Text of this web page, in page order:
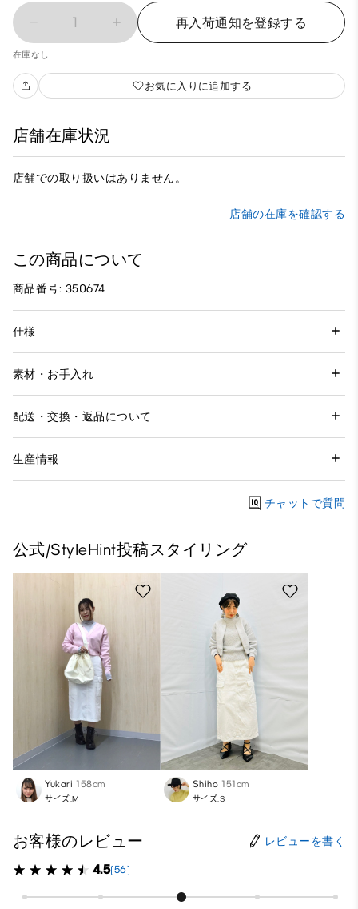
1 再入荷通知を登録する
在庫なし
お気に入りに追加する
店舗在庫状況
店舗での取り扱いはありません。
店舗の在庫を確認する
この商品について
商品番号: 350674
仕様
素材・お手入れ
配送・交換・返品について
生産情報
チャットで質問
公式/StyleHint投稿スタイリング
Yukari 158cm
サイズ:M
Shiho 151cm
サイズ:S
お客様のレビュー レビューを書く
4.5(56)